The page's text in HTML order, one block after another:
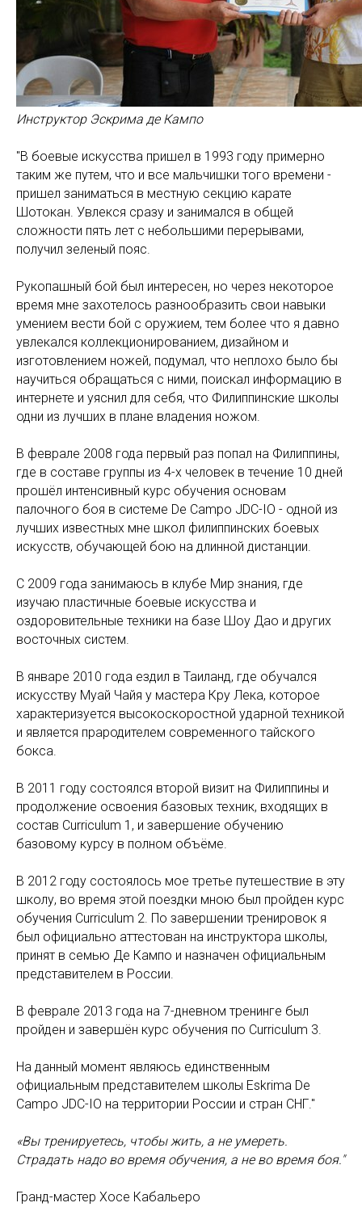
Инструктор Эскрима де Кампо
"В боевые искусства пришел в 1993 году примерно
таким же путем, что и все мальчишки того времени -
пришел заниматься в местную секцию карате
Шотокан. Увлекся сразу и занимался в общей
сложности пять лет с небольшими перерывами,
получил зеленый пояс.
Рукопашный бой был интересен, но через некоторое
время мне захотелось разнообразить свои навыки
умением вести бой с оружием, тем более что я давно
увлекался коллекционированием, дизайном и
изготовлением ножей, подумал, что неплохо было бы
научиться обращаться с ними, поискал информацию в
интернете и уяснил для себя, что Филиппинские школы
одни из лучших в плане владения ножом.
В феврале 2008 года первый раз попал на Филиппины,
где в составе группы из 4-х человек в течение 10 дней
прошёл интенсивный курс обучения основам
палочного боя в системе De Campo JDC-IO - одной из
лучших известных мне школ филиппинских боевых
искусств, обучающей бою на длинной дистанции.
С 2009 года занимаюсь в клубе Мир знания, где
изучаю пластичные боевые искусства и
оздоровительные техники на базе Шоу Дао и других
восточных систем.
В январе 2010 года ездил в Таиланд, где обучался
искусству Муай Чайя у мастера Кру Лека, которое
характеризуется высокоскоростной ударной техникой
и является прародителем современного тайского
бокса.
В 2011 году состоялся второй визит на Филиппины и
продолжение освоения базовых техник, входящих в
состав Curriculum 1, и завершение обучению
базовому курсу в полном объёме.
В 2012 году состоялось мое третье путешествие в эту
школу, во время этой поездки мною был пройден курс
обучения Curriculum 2. По завершении тренировок я
был официально аттестован на инструктора школы,
принят в семью Де Кампо и назначен официальным
представителем в России.
В феврале 2013 года на 7-дневном тренинге был
пройден и завершён курс обучения по Curriculum 3.
На данный момент являюсь единственным
официальным представителем школы Eskrima De
Campo JDC-IO на территории России и стран СНГ."
«Вы тренируетесь, чтобы жить, а не умереть.
Страдать надо во время обучения, а не во время боя."
Гранд-мастер Хосе Кабальеро